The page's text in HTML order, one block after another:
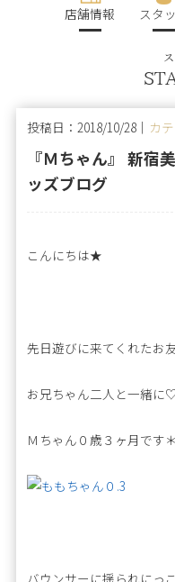
店舗情報 スタ
投稿日：2018/10/28｜ カ
『Ｍちゃん』 新宿
ッズブログ
こんにちは★
先日遊びに来てくれたお
お兄ちゃん二人と一緒に
Ｍちゃん０歳３ヶ月です
バウンサーに揺られにっ